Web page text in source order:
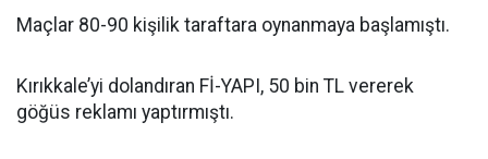
Maçlar 80-90 kişilik taraftara oynanmaya başlamıştı.
Kırıkkale’yi dolandıran Fİ-YAPI, 50 bin TL vererek
göğüs reklamı yaptırmıştı.